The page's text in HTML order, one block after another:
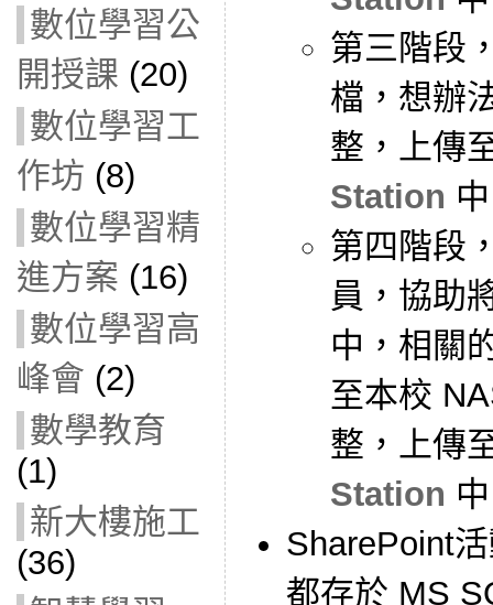
數位學習公
開授課 (20)
數位學習工
作坊 (8)
數位學習精
進方案 (16)
數位學習高
峰會 (2)
數學教育
(1)
新大樓施工
(36)
第三階段
檔，想辦
整，上傳
Station
第四階段
員，協助
中，相關
至本校
整，上傳
Station
SharePoint
都存於 MS